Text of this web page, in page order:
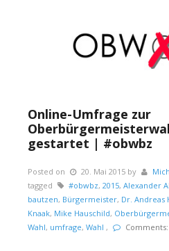
Online-Umfrage zur
gestartet | #obwbz
Posted on 20. Mai 2015 by
tagged
#obwbz, 2015, Alexander
bautzen, Bürgermeister, Dr. Andreas
Knaak, Mike Hauschild,
Wahl, umfrage, Wahl , Comments: